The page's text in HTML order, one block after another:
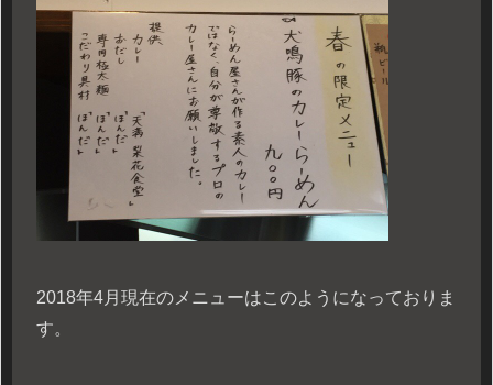
2018年4月現在のメニューはこのようになっておりま
す。